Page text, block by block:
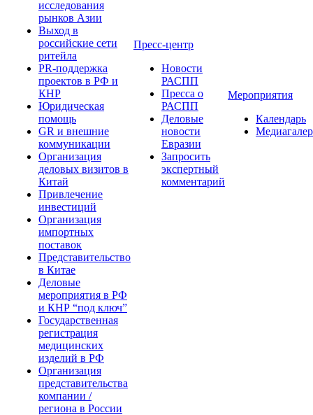
исследования
рынков Азии
Выход в
российские сети
ритейла
PR-поддержка
проектов в РФ и
КНР
Юридическая
помощь
GR и внешние
коммуникации
Организация
деловых визитов в
Китай
Привлечение
инвестиций
Организация
импортных
поставок
Представительство
в Китае
Деловые
мероприятия в РФ
и КНР “под ключ”
Государственная
регистрация
медицинских
изделий в РФ
Организация
представительства
компании /
региона в России
Пресс-центр
Новости
РАСПП
Пресса о
РАСПП
Деловые
новости
Евразии
Запросить
экспертный
комментарий
Мероприятия
Календарь